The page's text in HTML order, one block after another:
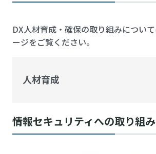
DX人材育成・確保の取り組みについては、人材育成ペ
ージをご覧ください。
人材育成
情報セキュリティへの取り組み